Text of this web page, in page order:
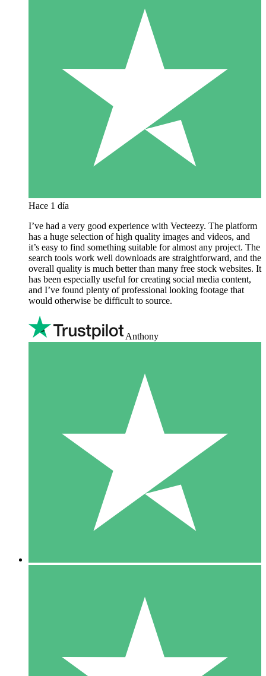
Hace 1 día
I’ve had a very good experience with Vecteezy. The platform
has a huge selection of high quality images and videos, and
it’s easy to find something suitable for almost any project. The
search tools work well downloads are straightforward, and the
overall quality is much better than many free stock websites. It
has been especially useful for creating social media content,
and I’ve found plenty of professional looking footage that
would otherwise be difficult to source.
Anthony